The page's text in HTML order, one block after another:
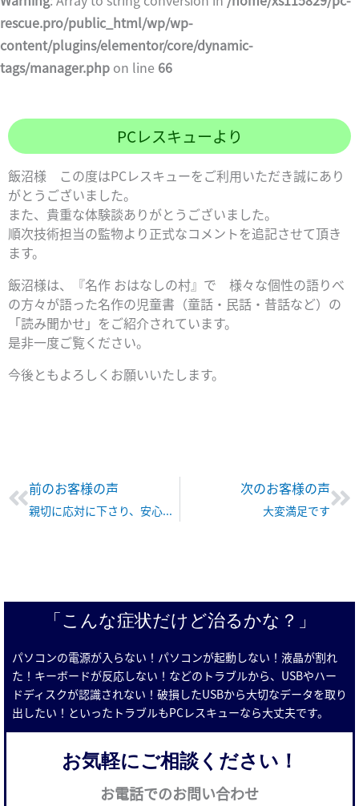
rescue.pro/public_html/wp/wp-
content/plugins/elementor/core/dynamic-
tags/manager.php on line 66
PCレスキューより
飯沼様 この度はPCレスキューをご利用いただき誠にあり
がとうございました。
また、貴重な体験談ありがとうございました。
順次技術担当の監物より正式なコメントを追記させて頂き
ます。
飯沼様は、『名作 おはなしの村』で 様々な個性の語りべ
の方々が語った名作の児童書（童話・民話・昔話など）の
「読み聞かせ」をご紹介されています。
是非一度ご覧ください。
今後ともよろしくお願いいたします。
Prev
前のお客様の声
親切に応対に下さり、安心してお願いできました
次のお客様の声
大変満足です
「こんな症状だけど治るかな？」
パソコンの電源が入らない！パソコンが起動しない！液晶が割れ
た！キーボードが反応しない！などのトラブルから、USBやハー
ドディスクが認識されない！破損したUSBから大切なデータを取り
出したい！といったトラブルもPCレスキューなら大丈夫です。
お気軽にご相談ください！
お電話でのお問い合わせ